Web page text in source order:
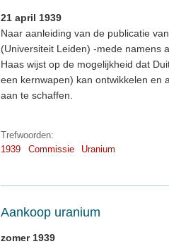
21 april 1939
Naar aanleiding van de publicatie
(Universiteit Leiden) -mede namens
Haas wijst op de mogelijkheid dat
een kernwapen) kan ontwikkelen en
aan te schaffen.
Trefwoorden:
1939
Commissie Uranium
Aankoop uranium
zomer 1939